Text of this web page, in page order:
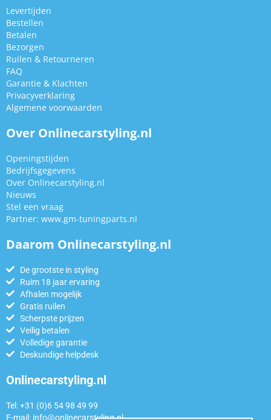
Levertijden
Bestellen
Betalen
Bezorgen
Ruilen & Retourneren
FAQ
Garantie & Klachten
Privacyverklaring
Algemene voorwaarden
Over Onlinecarstyling.nl
Openingstijden
Bedrijfsgegevens
Over Onlinecarstyling.nl
Nieuws
Stel een vraag
Partner: www.gm-tuningparts.nl
Daarom Onlinecarstyling.nl
De grootste in styling
Ruim 18 jaar ervaring
Afhalen mogelijk
Gratis ruilen
Scherpste prijzen
Veilig betalen
Volledige garantie
Deskundige helpdesk
Onlinecarstyling.nl
Tel: +31 (0)6 54 98 49 99
E-mail: info@onlinecarstyling.nl